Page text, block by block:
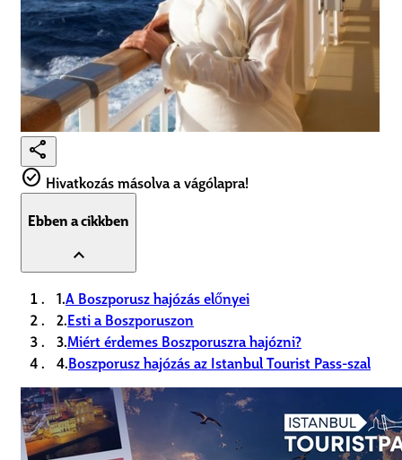
share
check_circle Hivatkozás másolva a vágólapra!
Ebben a cikkben
expand_less
1.A Boszporusz hajózás előnyei
2.Esti a Boszporuszon
3.Miért érdemes Boszporuszra hajózni?
4.Boszporusz hajózás az Istanbul Tourist Pass-szal